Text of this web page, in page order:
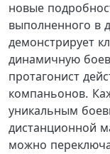
новые
выполненного в
демонстрирует
динамичную
протагонист
компаньонов.
уникальным
дистанционной
можно